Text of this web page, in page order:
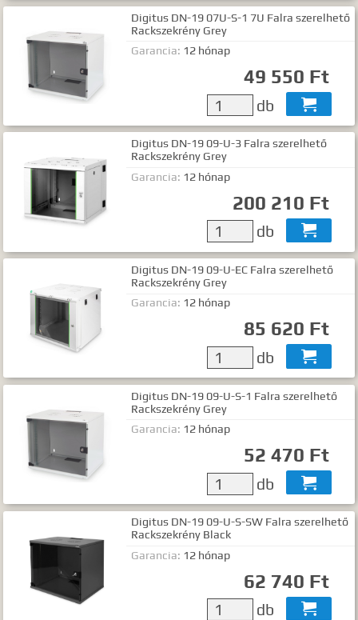
Digitus DN-19 07U-S-1 7U Falra szerelhető
Rackszekrény Grey
Garancia: 12 hónap
49 550 Ft
db 
Digitus DN-19 09-U-3 Falra szerelhető
Rackszekrény Grey
Garancia: 12 hónap
200 210 Ft
db 
Digitus DN-19 09-U-EC Falra szerelhető
Rackszekrény Grey
Garancia: 12 hónap
85 620 Ft
db 
Digitus DN-19 09-U-S-1 Falra szerelhető
Rackszekrény Grey
Garancia: 12 hónap
52 470 Ft
db 
Digitus DN-19 09-U-S-SW Falra szerelhető
Rackszekrény Black
Garancia: 12 hónap
62 740 Ft
db 